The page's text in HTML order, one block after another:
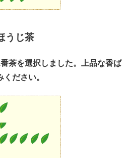
うじ茶
茶を選択しました。上品な香ば
ださい。